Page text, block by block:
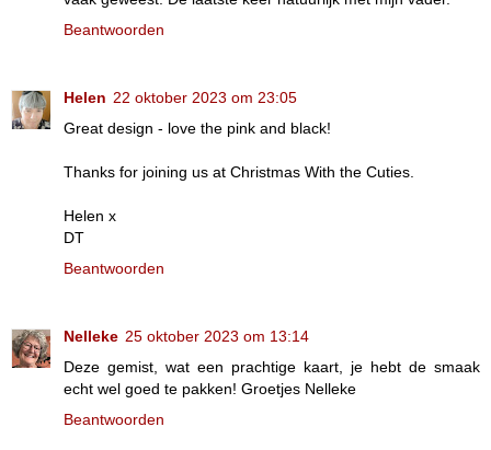
Beantwoorden
Helen 22 oktober 2023 om 23:05
Great design - love the pink and black!
Thanks for joining us at Christmas With the Cuties.
Helen x
DT
Beantwoorden
Nelleke 25 oktober 2023 om 13:14
Deze gemist, wat een prachtige kaart, je hebt de smaak
echt wel goed te pakken! Groetjes Nelleke
Beantwoorden